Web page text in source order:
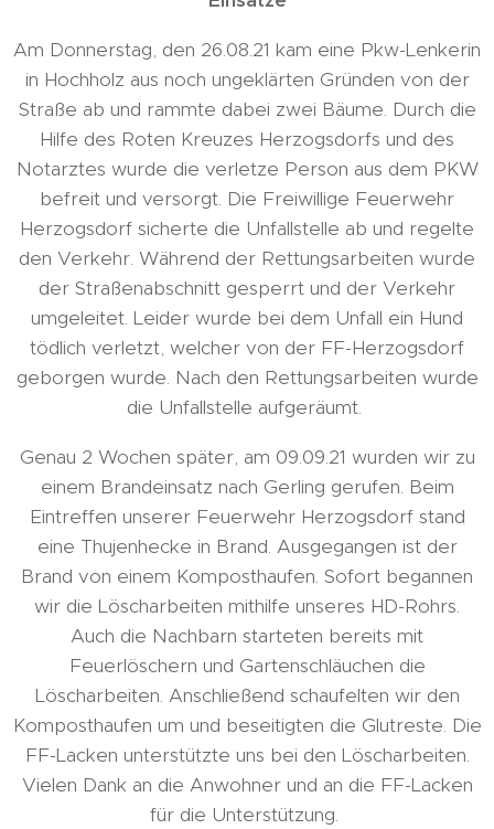
Am Donnerstag, den 26.08.21 kam eine Pkw-Lenkerin
in Hochholz aus noch ungeklärten Gründen von der
Straße ab und rammte dabei zwei Bäume. Durch die
Hilfe des Roten Kreuzes Herzogsdorfs und des
Notarztes wurde die verletze Person aus dem PKW
befreit und versorgt. Die Freiwillige Feuerwehr
Herzogsdorf sicherte die Unfallstelle ab und regelte
den Verkehr. Während der Rettungsarbeiten wurde
der Straßenabschnitt gesperrt und der Verkehr
umgeleitet. Leider wurde bei dem Unfall ein Hund
tödlich verletzt, welcher von der FF-Herzogsdorf
geborgen wurde. Nach den Rettungsarbeiten wurde
die Unfallstelle aufgeräumt.
Genau 2 Wochen später, am 09.09.21 wurden wir zu
einem Brandeinsatz nach Gerling gerufen. Beim
Eintreffen unserer Feuerwehr Herzogsdorf stand
eine Thujenhecke in Brand. Ausgegangen ist der
Brand von einem Komposthaufen. Sofort begannen
wir die Löscharbeiten mithilfe unseres HD-Rohrs.
Auch die Nachbarn starteten bereits mit
Feuerlöschern und Gartenschläuchen die
Löscharbeiten. Anschließend schaufelten wir den
Komposthaufen um und beseitigten die Glutreste. Die
FF-Lacken unterstützte uns bei den Löscharbeiten.
Vielen Dank an die Anwohner und an die FF-Lacken
für die Unterstützung.